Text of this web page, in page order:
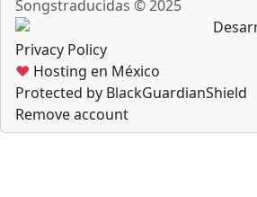
Songstraducidas © 2025
Privacy Policy
♥ Hosting en México
Protected by BlackGuardianShield
Remove account